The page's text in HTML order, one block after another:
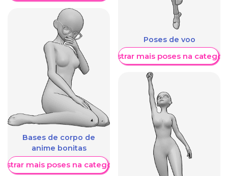
Bases de corpo de
anime bonitas
mais poses na categoria
Poses de voo
Mostrar mais poses na